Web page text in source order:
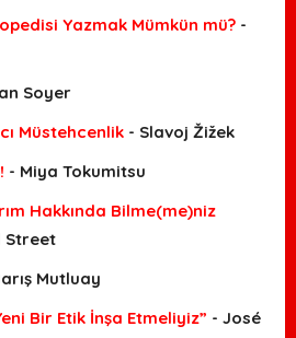
Yazmak Mümkün mü? -
Soyer
Müstehcenlik - Slavoj Žižek
- Miya Tokumitsu
Hakkında Bilme(me)niz
Street
Mutluay
Bir Etik İnşa Etmeliyiz” - José